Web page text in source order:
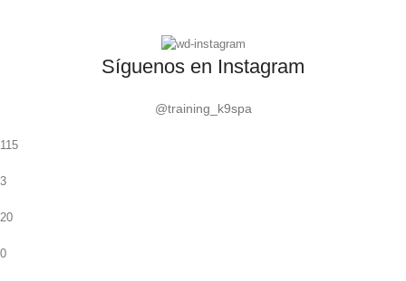
Síguenos en Instagram
@training_k9spa
115
3
20
0